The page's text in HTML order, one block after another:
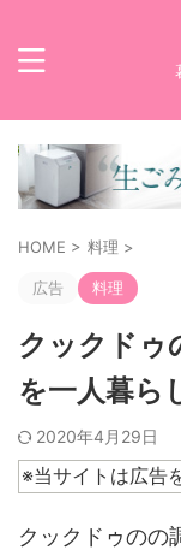
HOME > 料理 >
広告 料理
クックドゥ
を一人暮ら
2020年4月29日
※当サイトは広告
クックドゥのの